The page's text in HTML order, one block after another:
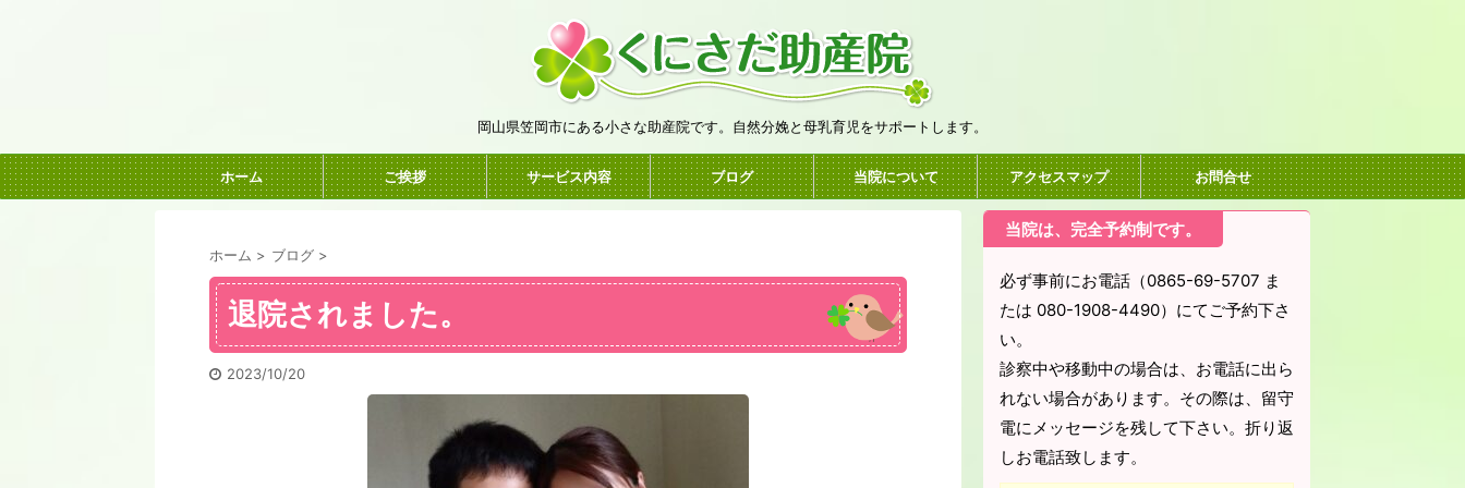
岡山県笠岡市にある小さな助産院です。自然分娩と母乳育児をサポートします。
ホーム ご挨拶 サービス内容 ブログ 当院について アクセスマップ お問合せ
ホーム > ブログ >
退院されました。
2023/10/20
当院は、完全予約制です。
必ず事前にお電話（0865-69-5707 ま
たは 080-1908-4490）にてご予約下さ
い。
診察中や移動中の場合は、お電話に出ら
れない場合があります。その際は、留守
電にメッセージを残して下さい。折り返
しお電話致します。